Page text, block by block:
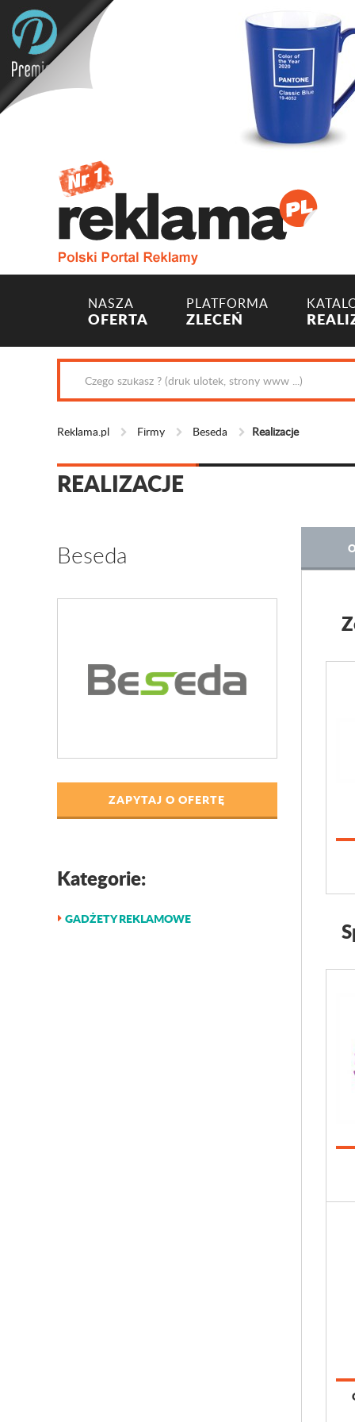
NASZA
OFERTA
PLATFORMA
ZLECEŃ
Reklama.pl Firmy Beseda Realizacje
REALIZACJE
Beseda
ZAPYTAJ O OFERTĘ
Kategorie:
GADŻETY REKLAMOWE